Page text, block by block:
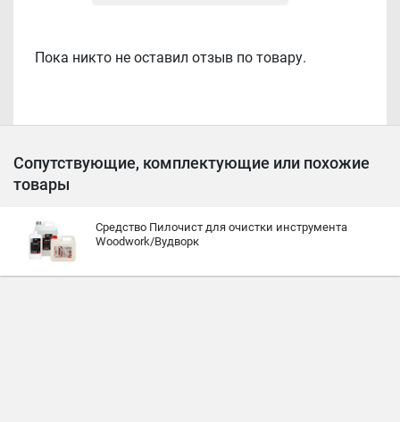
Пока никто не оставил отзыв по товару.
Сопутствующие, комплектующие или похожие
товары
Средство Пилочист для очистки инструмента
Woodwork/Вудворк